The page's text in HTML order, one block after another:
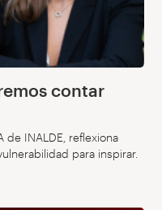
contar
de INALDE, reflexiona
para inspirar.